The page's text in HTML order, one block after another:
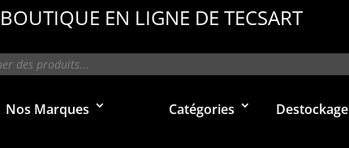
EN LIGNE DE TECSART
Nos Marques Catégories Destockage